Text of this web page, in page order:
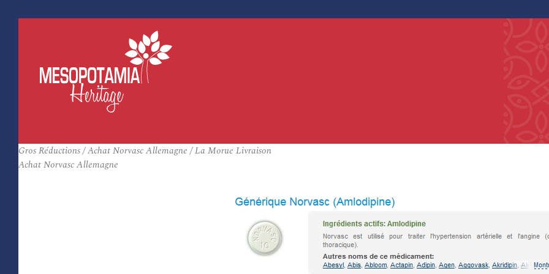
Gros Réductions / Achat Norvasc Allemagne / La Morue Livraison
Achat Norvasc Allemagne